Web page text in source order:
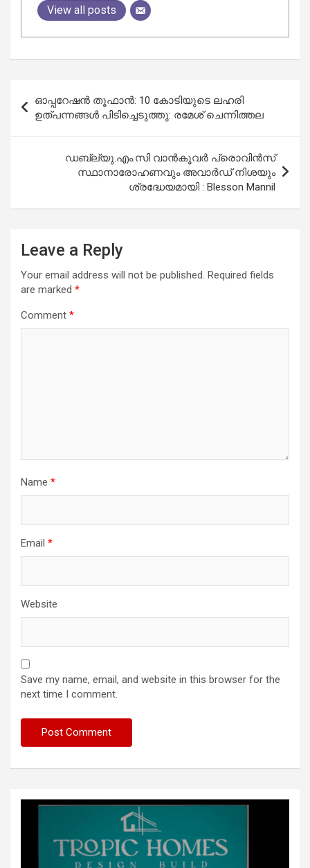
View all posts
navigation
ഓപ്പറേഷന്‍ തൂഫാന്‍: 10 കോടിയുടെ ലഹരി
ഉത്പന്നങ്ങള്‍ പിടിച്ചെടുത്തു: രമേശ് ചെന്നിത്തല
ഡബ്ല്യു.എം.സി വാൻകൂവർ പ്രൊവിൻസ്
സ്ഥാനാരോഹണവും അവാർഡ് നിശയും
ശ്രദ്ധേയമായി : Blesson Mannil
Leave a Reply
Your email address will not be published. Required fields
are marked *
Comment *
Name *
Email *
Website
Save my name, email, and website in this browser for the
next time I comment.